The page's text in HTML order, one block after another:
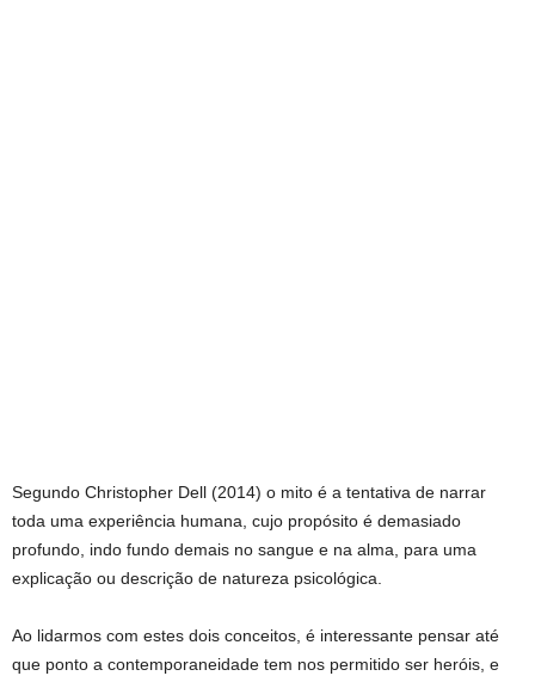
Segundo Christopher Dell (2014) o mito é a tentativa de narrar
toda uma experiência humana, cujo propósito é demasiado
profundo, indo fundo demais no sangue e na alma, para uma
explicação ou descrição de natureza psicológica.
Ao lidarmos com estes dois conceitos, é interessante pensar até
que ponto a contemporaneidade tem nos permitido ser heróis, e